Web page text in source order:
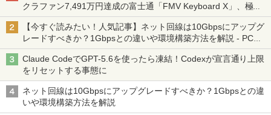
クラファン7,491万円達成の富士通「FMV Keyboard X」、極限
の静音化を追求
【今すぐ読みたい！人気記事】ネット回線は10Gbpsにアップグ
レードすべきか？1Gbpsとの違いや環境構築方法を解説 - PC
Watch
Claude CodeでGPT-5.6を使ったら凍結！Codexが宣言通り上限
をリセットする事態に
ネット回線は10Gbpsにアップグレードすべきか？1Gbpsとの違
いや環境構築方法を解説